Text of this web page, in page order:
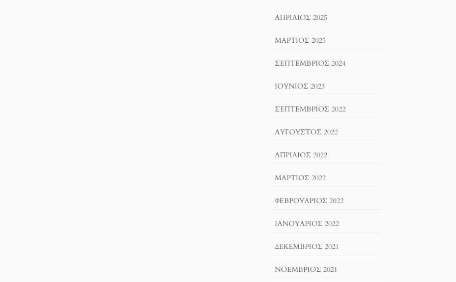
ΑΠΡΊΛΙΟΣ 2025
ΜΆΡΤΙΟΣ 2025
ΣΕΠΤΈΜΒΡΙΟΣ 2024
ΙΟΎΝΙΟΣ 2023
ΣΕΠΤΈΜΒΡΙΟΣ 2022
ΑΎΓΟΥΣΤΟΣ 2022
ΑΠΡΊΛΙΟΣ 2022
ΜΆΡΤΙΟΣ 2022
ΦΕΒΡΟΥΆΡΙΟΣ 2022
ΙΑΝΟΥΆΡΙΟΣ 2022
ΔΕΚΈΜΒΡΙΟΣ 2021
ΝΟΈΜΒΡΙΟΣ 2021